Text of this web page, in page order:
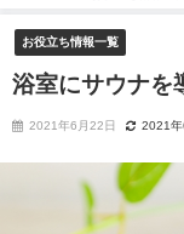
お役立ち情報一覧
浴室にサウナを
2021年6月22日 2021年